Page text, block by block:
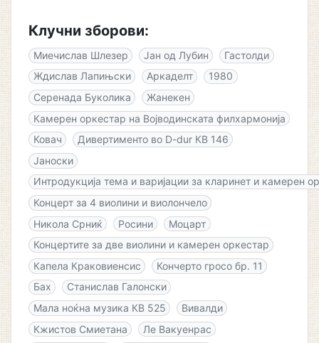
Клучни зборови:
Миечислав Шлезер Јан од Лубин
Гастолди
Ждислав Лапињски
Аркаделт
1980
Серенада Буколика
Жанекен
Камерен оркестар на Војводинската филхармонија
Ковач
Дивертименто во D-dur КВ 146
Јаноски
Интродукција тема и варијации за кларинет и камерен
Концерт за 4 виолини и виолончело
Никола Срниќ
Росини
Моцарт
Концертите за две виолини и камерен оркестар
Капела Краковиенсис
Кончерто гросо бр. 11
Бах
Станислав Галонски
Мала ноќна музика КВ 525
Вивалди
Кжистов Смиетана
Ле Вакуенрас